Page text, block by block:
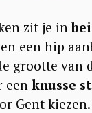
zit je in
een hip
grootte van
een knusse
Gent